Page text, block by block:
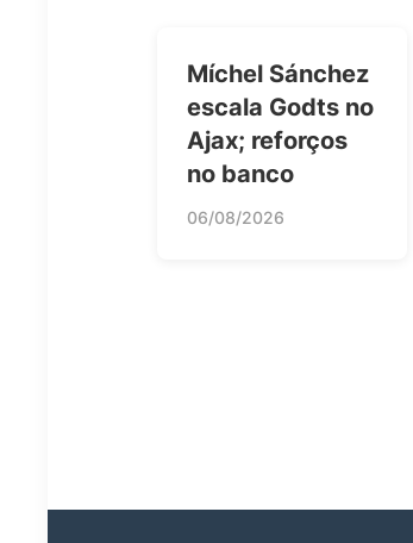
Míchel Sánchez
escala Godts no
Ajax; reforços
no banco
06/08/2026